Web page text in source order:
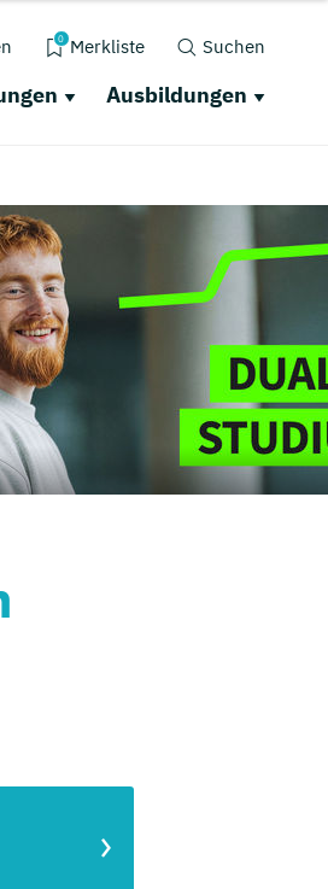
0 Merkliste Suchen
Ausbildungen